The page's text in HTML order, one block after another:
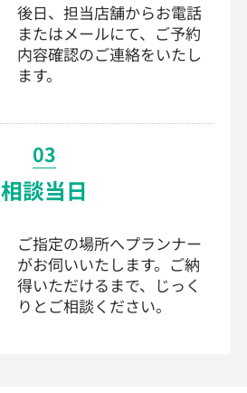
後日、担当店舗からお電話
またはメールにて、ご予約
内容確認のご連絡をいたし
ます。
03
相談当日
ご指定の場所へプランナー
がお伺いいたします。ご納
得いただけるまで、じっく
りとご相談ください。